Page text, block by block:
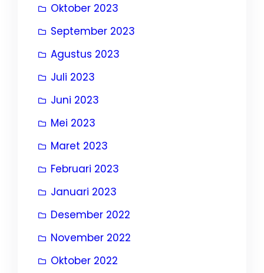
Oktober 2023
September 2023
Agustus 2023
Juli 2023
Juni 2023
Mei 2023
Maret 2023
Februari 2023
Januari 2023
Desember 2022
November 2022
Oktober 2022